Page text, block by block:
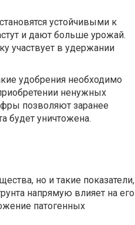
устойчивыми к
и дают больше урожай.
участвует в удержании
удобрения необходимо
ненужных
позволяют заранее
будет уничтожена.
но и такие показатели,
напрямую влияет на его
патогенных